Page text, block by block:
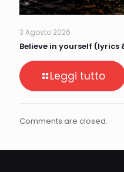
3 Agosto 2026
Believe in yourself (lyrics
Leggi tutto
Comments are closed.